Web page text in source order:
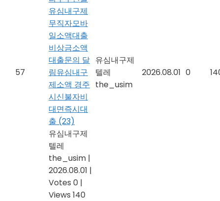
57
유심내구제
무직자모바
일소액대출
비상금소액
대출문의 달
림유심내구
제소액 경주
시신불자비
대면즉시대
출 (23)
유심내구제
텔레
the_usim |
2026.08.01 |
Votes 0 |
Views 140
유심내구제
텔레
the_usim
2026.08.01 0